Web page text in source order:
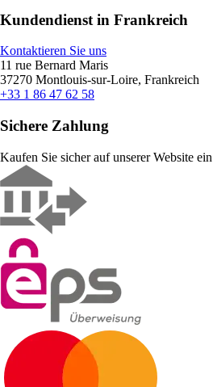
Kundendienst in Frankreich
Kontaktieren Sie uns
11 rue Bernard Maris
37270 Montlouis-sur-Loire, Frankreich
+33 1 86 47 62 58
Sichere Zahlung
Kaufen Sie sicher auf unserer Website ein